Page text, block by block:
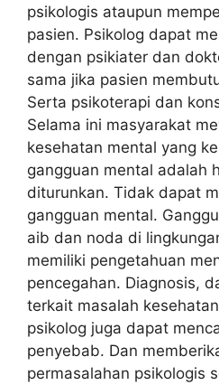
psikologis ataupun
pasien. Psikolog dapat
dengan psikiater dan
sama jika pasien
Serta psikoterapi dan
Selama ini masyarakat
kesehatan mental yang
gangguan mental adalah
diturunkan. Tidak dapat
gangguan mental.
aib dan noda di
memiliki pengetahuan
pencegahan. Diagnosis,
terkait masalah
psikolog juga dapat
penyebab. Dan
permasalahan psikologis